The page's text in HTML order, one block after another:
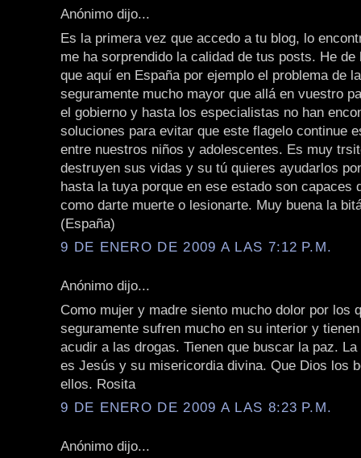
Anónimo dijo...
Es la primera vez que accedo a tu blog, lo
me ha sorprendido la calidad de tus posts. He de
que aquí en España por ejemplo el problema de
seguramente mucho mayor que allá en vuestro
el gobierno y hasta los especialistas no han
soluciones para evitar que este flagelo continue
entre nuestros niños y adolescentes. Es muy
destruyen sus vidas y su tú quieres ayudarlos
hasta la tuya porque en ese estado son capaces
como darte muerte o lesionarte. Muy buena la
(España)
9 DE ENERO DE 2009 A LAS 7:12 P.M.
Anónimo dijo...
Como mujer y madre siento mucho dolor por los
seguramente sufren mucho en su interior y
acudir a las drogas. Tienen que buscar la paz.
es Jesús y su misericordia divina. Que Dios los
ellos. Rosita
9 DE ENERO DE 2009 A LAS 8:23 P.M.
Anónimo dijo...